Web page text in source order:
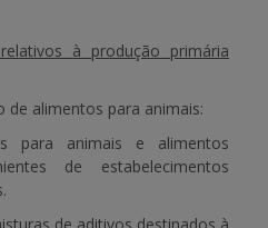
à produção primária
de alimentos para animais:
para animais e alimentos
de estabelecimentos